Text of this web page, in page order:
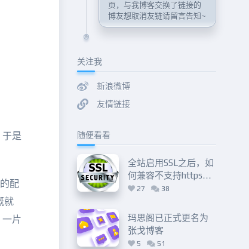
是
配
就
片
页，与我博客交换了链接的
博友想取消友链请留言告知~
关注我
新浪微博
友情链接
随便看看
全站启用SSL之后，如
何兼容不支持https抓
取的搜索引擎？
27 38
玛思阁已正式更名为
张戈博客
5 51